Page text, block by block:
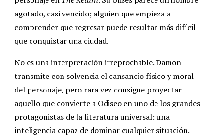
agotado, casi vencido; alguien que empieza a
comprender que regresar puede resultar más difícil
que conquistar una ciudad.
No es una interpretación irreprochable. Damon
transmite con solvencia el cansancio físico y moral
del personaje, pero rara vez consigue proyectar
aquello que convierte a Odiseo en uno de los grandes
protagonistas de la literatura universal: una
inteligencia capaz de dominar cualquier situación.